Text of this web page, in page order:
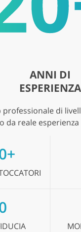
ANNI DI
ESPERIENZA
professionale di
da reale